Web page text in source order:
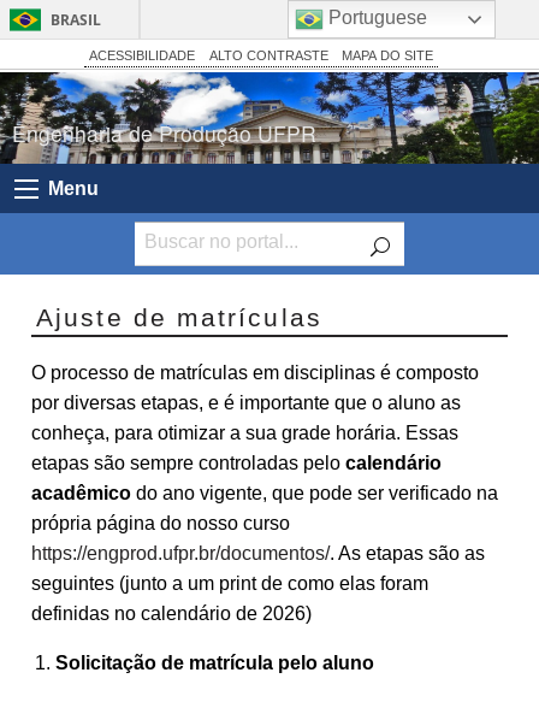
BRASIL
Simplifique!
Comunica BR
Participe
Acesso à informação
Canais
ACESSIBILIDADE ALTO CONTRASTE MAPA DO SITE
Engenharia de Produção UFPR
Menu
Ajuste de matrículas
O processo de matrículas em disciplinas é composto
por diversas etapas, e é importante que o aluno as
conheça, para otimizar a sua grade horária. Essas
etapas são sempre controladas pelo calendário
acadêmico do ano vigente, que pode ser verificado na
própria página do nosso curso
https://engprod.ufpr.br/documentos/. As etapas são as
seguintes (junto a um print de como elas foram
definidas no calendário de 2026)
Solicitação de matrícula pelo aluno
Portuguese